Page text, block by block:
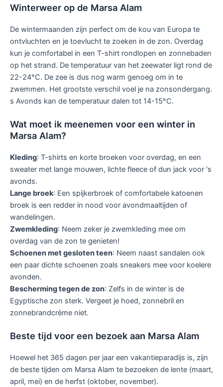
Winterweer op de Marsa Alam
De wintermaanden zijn perfect om de kou van Europa te
ontvluchten en je toevlucht te zoeken in de zon. Overdag
kun je comfortabel in een T-shirt rondlopen en zonnebaden
op het strand. De temperatuur van het zeewater ligt rond de
22-24°C. De zee is dus nog warm genoeg om in te
zwemmen. Het grootste verschil voel je na zonsondergang.
s Avonds kan de temperatuur dalen tot 14-15°C.
Wat moet ik meenemen voor een winter in
Marsa Alam?
Kleding: T-shirts en korte broeken voor overdag, en een
sweater met lange mouwen, lichte fleece of dun jack voor 's
avonds.
Lange broek: Een spijkerbroek of comfortabele katoenen
broek is een redder in nood voor avondmaaltijden of
wandelingen.
Zwemkleding: Neem zeker je zwemkleding mee om
overdag van de zon te genieten!
Schoenen met gesloten teen: Neem naast sandalen ook
een paar dichte schoenen zoals sneakers mee voor koelere
avonden.
Bescherming tegen de zon: Zelfs in de winter is de
Egyptische zon sterk. Vergeet je hoed, zonnebril en
zonnebrandcrème niet.
Beste tijd voor een bezoek aan Marsa Alam
Hoewel het 365 dagen per jaar een vakantieparadijs is, zijn
de beste tijden om Marsa Alam te bezoeken de lente (maart,
april, mei) en de herfst (oktober, november).